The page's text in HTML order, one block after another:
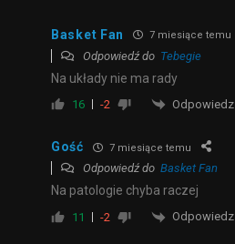
Basket Fan 7 miesiące temu
Odpowiedź do Tebegie
Na układy nie ma rady
16 -2 Odpowiedz
Gość 7 miesiące temu
Odpowiedź do Basket Fan
Na patologie chyba raczej
11 -2 Odpowiedz